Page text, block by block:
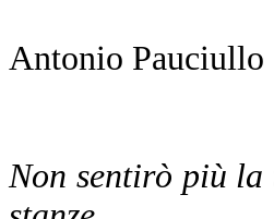
Antonio Pauciullo
Non sentirò più la